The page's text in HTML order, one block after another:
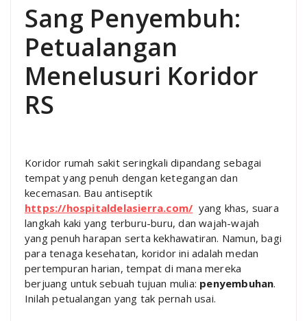
Sang Penyembuh:
Petualangan
Menelusuri Koridor
RS
Koridor rumah sakit seringkali dipandang sebagai
tempat yang penuh dengan ketegangan dan
kecemasan. Bau antiseptik
https://hospitaldelasierra.com/ yang khas, suara
langkah kaki yang terburu-buru, dan wajah-wajah
yang penuh harapan serta kekhawatiran. Namun, bagi
para tenaga kesehatan, koridor ini adalah medan
pertempuran harian, tempat di mana mereka
berjuang untuk sebuah tujuan mulia: penyembuhan.
Inilah petualangan yang tak pernah usai.